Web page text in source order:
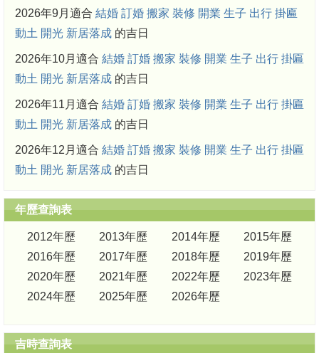
2026年9月適合 結婚 訂婚 搬家 裝修 開業 生子 出行 掛匾
動土 開光 新居落成 的吉日
2026年10月適合 結婚 訂婚 搬家 裝修 開業 生子 出行 掛匾
動土 開光 新居落成 的吉日
2026年11月適合 結婚 訂婚 搬家 裝修 開業 生子 出行 掛匾
動土 開光 新居落成 的吉日
2026年12月適合 結婚 訂婚 搬家 裝修 開業 生子 出行 掛匾
動土 開光 新居落成 的吉日
年歷查詢表
2012年歷 2013年歷 2014年歷
2015年歷
2016年歷
2017年歷 2018年歷
2019年歷
2020年歷
2021年歷 2022年歷
2023年歷
2024年歷
2025年歷 2026年歷
吉時查詢表